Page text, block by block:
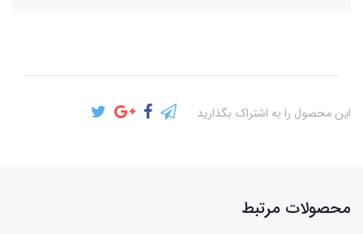
این محصول را به اشتراک بگذارید
محصولات مرتبط